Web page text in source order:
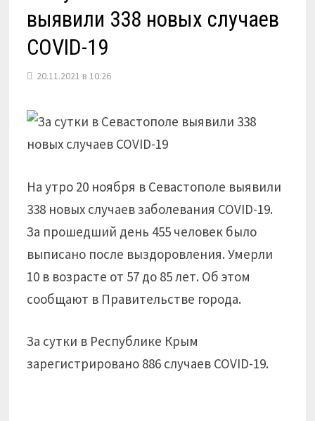
выявили 338 новых случаев
COVID-19
20.11.2021 в 10:26
На утро 20 ноября в Севастополе выявили
338 новых случаев заболевания COVID-19.
За прошедший день 455 человек было
выписано после выздоровления. Умерли
10 в возрасте от 57 до 85 лет. Об этом
сообщают в Правительстве города.
За сутки в Республике Крым
зарегистрировано 886 случаев COVID-19.